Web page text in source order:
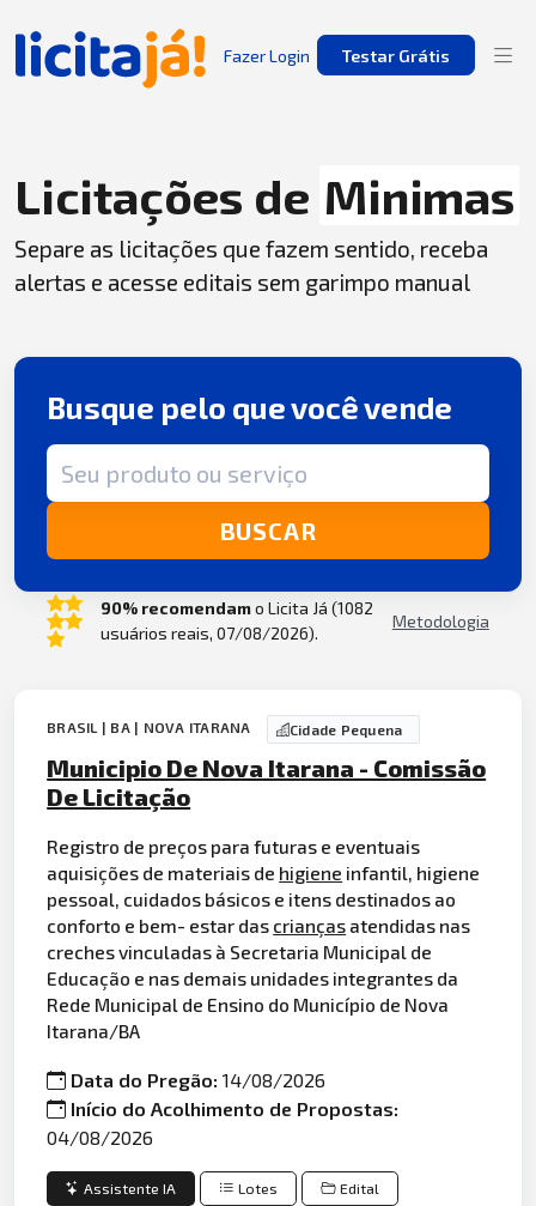
Fazer Login Testar Grátis
Licitações de Minimas
Separe as licitações que fazem sentido, receba
alertas e acesse editais sem garimpo manual
Busque pelo que você vende
Termo de busca
BUSCAR
90% recomendamo Licita Já (1082
usuários reais, 07/08/2026).
Metodologia
BRASIL | BA | NOVA ITARANA Cidade Pequena
Municipio De Nova Itarana - Comissão
De Licitação
Registro de preços para futuras e eventuais
aquisições de materiais de higiene infantil, higiene
pessoal, cuidados básicos e itens destinados ao
conforto e bem- estar das crianças atendidas nas
creches vinculadas à Secretaria Municipal de
Educação e nas demais unidades integrantes da
Rede Municipal de Ensino do Município de Nova
Itarana/BA
Data do Pregão:14/08/2026
Início do Acolhimento de Propostas:
04/08/2026
Assistente IA Lotes Edital